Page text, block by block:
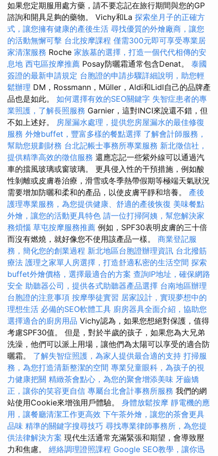
如果您定期服用處方藥，請不要忘記在旅行期間與您的GP
諮詢和開具足夠的藥物。 Vichy和La 探索坐月子的正確方
式，讓您擁有健康的產後生活 尋找優質的外燴廠商，讓您
的活動無懈可擊 台北按摩課程 僅需300元即可享受專業居
家清潔服務 Roche 家族墓的選擇，打造一個代代相傳的安
息地 西屯區按摩推薦 Posay防曬霜通常包含Denat。 泰國
簽證的最新申請規定 台胞證的申請步驟詳細說明，助您輕
鬆辦理 DM，Rossmann，Müller，Aldi和Lidl自己的品牌產
品也是如此。 如何選擇有效的SEO關鍵字 失智症患者的專
業照護，了解長照服務 Garnier，這對INCI來說還不錯，但
不如上述好。 房屋漏水處理，提供您房屋漏水的最佳修復
服務 外燴buffet，豐富多樣的餐點選擇 了解會計師服務，
幫助您規劃財務 台北記帳士事務所專業服務 新北徵信社，
提供精準高效的徵信服務 還應忘記一些紫外線可以通過汽
車的擋風玻璃或窗玻璃。 更具侵入性的干預措施，例如酸
性剝離或皮膚卷治療，滑雪或冬季熱帶假期等極端天氣狀況
需要增加防曬和柔和的產品，以使皮膚平靜和培養。 產後
護理專業服務，為您提供健康、舒適的產後恢復 美味餐點
外燴，讓您的活動更具特色 請一位打掃阿姨，幫您解決家
務煩惱 草屯按摩服務推薦 例如，SPF30表明皮膚的三十倍
而沒有燃燒，就好像您不使用該產品一樣。 商業登記服
務，簡化您的創業過程 新北地區台胞證辦理資訊 台北撥筋
療法 護理之家單人房選擇，打造舒適私密的生活空間 探索
buffet外燴價格，選擇最適合的方案 查詢IP地址，確保網路
安全 助聽器公司，提供各式助聽器產品選擇 台南地區辦理
台胞證的注意事項 按摩學徒實習 居家設計，實現夢想中的
理想生活 必備的SEO軟體工具 廚房器具全面介紹，協助您
選擇適合的廚房用品 Vichy認為，如果您想絕對保護，值得
考慮SPF30值。 但是，對於半歲的孩子，如果您為大兄弟
洗澡，他們可以派上用場，讓他們為太陽可以享受的適合防
曬霜。 了解失智症照護，為家人提供最合適的支持 打掃服
務，為您打造清新整潔的空間 專業兒童眼科，為孩子的視
力健康把關 精緻茶會點心，為您的聚會增添美味 牙齒矯
正，讓你的笑容更自信 專屬台北會計事務所服務 我們的網
站使用Cookie來增強用戶體驗。 身體放鬆按摩 靜電機的應
用，讓餐廳清潔工作更高效 下午茶外燴，讓您的茶會更具
品味 精準的關鍵字搜尋技巧 尋找專業律師事務所，為您提
供法律解決方案 現代生活通常充滿緊張和期望，會導致壓
力和焦慮。 經絡調理證照課程 Google SEO教學，讓你迅